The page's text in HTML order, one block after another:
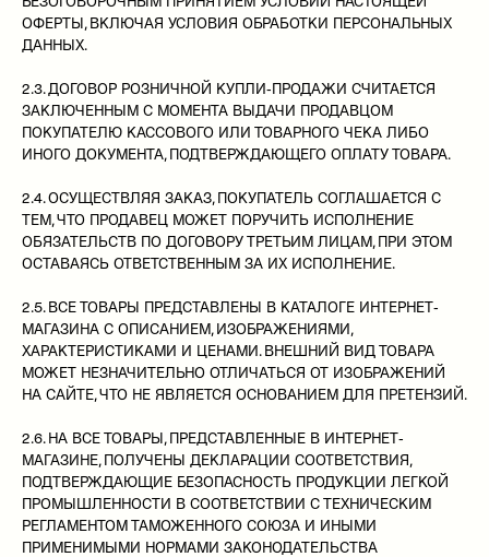
ОФЕРТЫ, ВКЛЮЧАЯ УСЛОВИЯ ОБРАБОТКИ ПЕРСОНАЛЬНЫХ
ДАННЫХ.
2.3. ДОГОВОР РОЗНИЧНОЙ КУПЛИ-ПРОДАЖИ СЧИТАЕТСЯ
ЗАКЛЮЧЕННЫМ С МОМЕНТА ВЫДАЧИ ПРОДАВЦОМ
ПОКУПАТЕЛЮ КАССОВОГО ИЛИ ТОВАРНОГО ЧЕКА ЛИБО
ИНОГО ДОКУМЕНТА, ПОДТВЕРЖДАЮЩЕГО ОПЛАТУ ТОВАРА.
2.4. ОСУЩЕСТВЛЯЯ ЗАКАЗ, ПОКУПАТЕЛЬ СОГЛАШАЕТСЯ С
ТЕМ, ЧТО ПРОДАВЕЦ МОЖЕТ ПОРУЧИТЬ ИСПОЛНЕНИЕ
ОБЯЗАТЕЛЬСТВ ПО ДОГОВОРУ ТРЕТЬИМ ЛИЦАМ, ПРИ ЭТОМ
ОСТАВАЯСЬ ОТВЕТСТВЕННЫМ ЗА ИХ ИСПОЛНЕНИЕ.
2.5. ВСЕ ТОВАРЫ ПРЕДСТАВЛЕНЫ В КАТАЛОГЕ ИНТЕРНЕТ-
МАГАЗИНА С ОПИСАНИЕМ, ИЗОБРАЖЕНИЯМИ,
ХАРАКТЕРИСТИКАМИ И ЦЕНАМИ. ВНЕШНИЙ ВИД ТОВАРА
МОЖЕТ НЕЗНАЧИТЕЛЬНО ОТЛИЧАТЬСЯ ОТ ИЗОБРАЖЕНИЙ
НА САЙТЕ, ЧТО НЕ ЯВЛЯЕТСЯ ОСНОВАНИЕМ ДЛЯ ПРЕТЕНЗИЙ.
2.6. НА ВСЕ ТОВАРЫ, ПРЕДСТАВЛЕННЫЕ В ИНТЕРНЕТ-
МАГАЗИНЕ, ПОЛУЧЕНЫ ДЕКЛАРАЦИИ СООТВЕТСТВИЯ,
ПОДТВЕРЖДАЮЩИЕ БЕЗОПАСНОСТЬ ПРОДУКЦИИ ЛЕГКОЙ
ПРОМЫШЛЕННОСТИ В СООТВЕТСТВИИ С ТЕХНИЧЕСКИМ
РЕГЛАМЕНТОМ ТАМОЖЕННОГО СОЮЗА И ИНЫМИ
ПРИМЕНИМЫМИ НОРМАМИ ЗАКОНОДАТЕЛЬСТВА